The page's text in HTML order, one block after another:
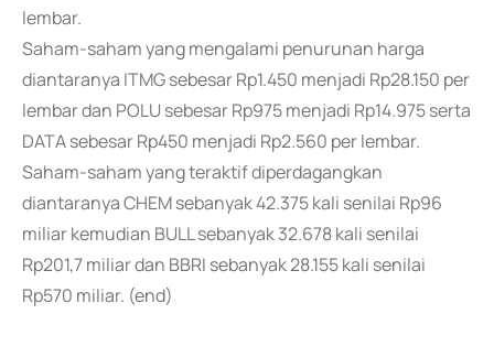
lembar.
Saham-saham yang mengalami penurunan harga
diantaranya ITMG sebesar Rp1.450 menjadi Rp28.150 per
lembar dan POLU sebesar Rp975 menjadi Rp14.975 serta
DATA sebesar Rp450 menjadi Rp2.560 per lembar.
Saham-saham yang teraktif diperdagangkan
diantaranya CHEM sebanyak 42.375 kali senilai Rp96
miliar kemudian BULL sebanyak 32.678 kali senilai
Rp201,7 miliar dan BBRI sebanyak 28.155 kali senilai
Rp570 miliar. (end)